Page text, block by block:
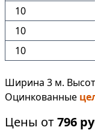
10
10
10
Ширина 3 м.
Оцинкованные
Цены от796